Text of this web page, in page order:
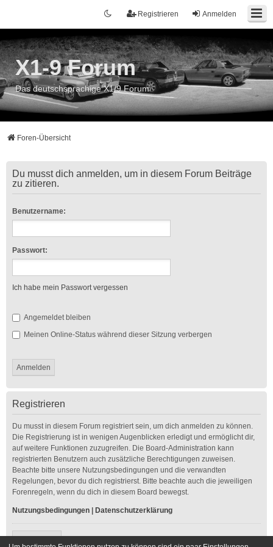
Anmelden
Registrieren
X1-9 Forum
Das deutschsprachige X1/9 Forum
Foren-Übersicht
Du musst dich anmelden, um in diesem Forum Beiträge
zu zitieren.
Benutzername:
Passwort:
Ich habe mein Passwort vergessen
Angemeldet bleiben
Meinen Online-Status während dieser Sitzung verbergen
Registrieren
Du musst in diesem Forum registriert sein, um dich anmelden zu können.
Die Registrierung ist in wenigen Augenblicken erledigt und ermöglicht dir,
auf weitere Funktionen zuzugreifen. Die Board-Administration kann
registrierten Benutzern auch zusätzliche Berechtigungen zuweisen.
Beachte bitte unsere Nutzungsbedingungen und die verwandten
Regelungen, bevor du dich registrierst. Bitte beachte auch die jeweiligen
Forenregeln, wenn du dich in diesem Board bewegst.
Nutzungsbedingungen Datenschutzerklärung